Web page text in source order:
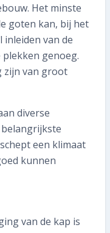
Het minste
goten kan, bij het
van de
genoeg.
zijn van groot
diverse
een klimaat
kunnen
van de kap is